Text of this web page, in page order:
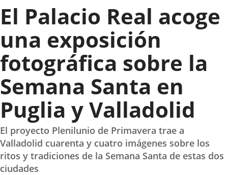
Valladolid
El Palacio Real acoge
una exposición
fotográfica sobre la
Semana Santa en
Puglia y Valladolid
El proyecto Plenilunio de Primavera trae a
Valladolid cuarenta y cuatro imágenes sobre los
ritos y tradiciones de la Semana Santa de estas dos
ciudades